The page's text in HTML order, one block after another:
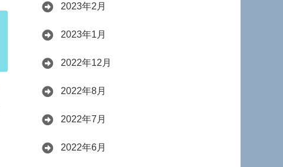
2023年2月
2023年1月
2022年12月
2022年8月
2022年7月
2022年6月